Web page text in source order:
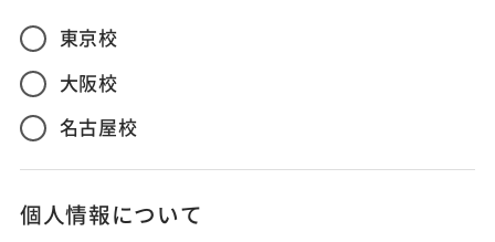
東京校
大阪校
名古屋校
個人情報について